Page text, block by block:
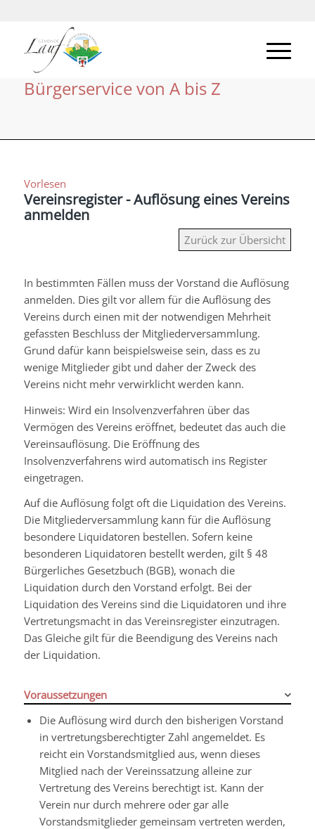
Bürgerservice von A bis Z
Vorlesen
Vereinsregister - Auflösung eines Vereins
anmelden
Zurück zur Übersicht
In bestimmten Fällen muss der Vorstand die Auflösung
anmelden. Dies gilt vor allem für die Auflösung des
Vereins durch einen mit der notwendigen Mehrheit
gefassten Beschluss der Mitgliederversammlung.
Grund dafür kann beispielsweise sein, dass es zu
wenige Mitglieder gibt und daher der Zweck des
Vereins nicht mehr verwirklicht werden kann.
Hinweis: Wird ein Insolvenzverfahren über das
Vermögen des Vereins eröffnet, bedeutet das auch die
Vereinsauflösung. Die Eröffnung des
Insolvenzverfahrens wird automatisch ins Register
eingetragen.
Auf die Auflösung folgt oft die Liquidation des Vereins.
Die Mitgliederversammlung kann für die Auflösung
besondere Liquidatoren bestellen. Sofern keine
besonderen Liquidatoren bestellt werden, gilt § 48
Bürgerliches Gesetzbuch (BGB), wonach die
Liquidation durch den Vorstand erfolgt. Bei der
Liquidation des Vereins sind die Liquidatoren und ihre
Vertretungsmacht in das Vereinsregister einzutragen.
Das Gleiche gilt für die Beendigung des Vereins nach
der Liquidation.
Voraussetzungen
Die Auflösung wird durch den bisherigen Vorstand
in vertretungsberechtigter Zahl angemeldet. Es
reicht ein Vorstandsmitglied aus, wenn dieses
Mitglied nach der Vereinssatzung alleine zur
Vertretung des Vereins berechtigt ist. Kann der
Verein nur durch mehrere oder gar alle
Vorstandsmitglieder gemeinsam vertreten werden,